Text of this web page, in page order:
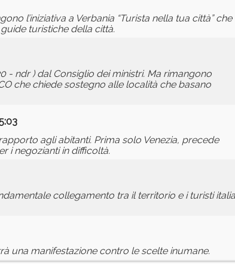
l’iniziativa a Verbania “Turista nella tua città” che
turistiche della città.
- ndr ) dal Consiglio dei ministri. Ma rimangono
che chiede sostegno alle località che basano
agli abitanti. Prima solo Venezia, precede
i negozianti in difficoltà.
collegamento tra il territorio e i turisti
una manifestazione contro le scelte inumane.